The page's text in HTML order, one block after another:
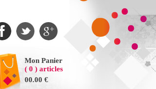
Mon Panier
( 0 ) articles
00.00 €